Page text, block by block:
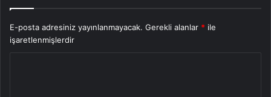
E-posta adresiniz yayınlanmayacak. Gerekli alanlar * ile
işaretlenmişlerdir